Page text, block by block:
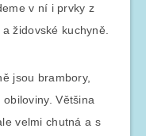
v ní i prvky z
židovské kuchyně.
jsou brambory,
Většina
velmi chutná a s